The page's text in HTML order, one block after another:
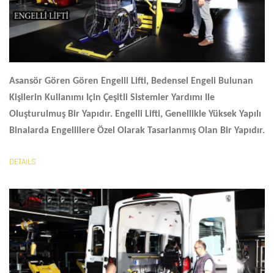
Asansör Gören Gören Engelli Lifti, Bedensel Engeli Bulunan
Kişilerin Kullanımı Için Çeşitli Sistemler Yardımı Ile
Oluşturulmuş Bir Yapıdır. Engelli Lifti, Genellikle Yüksek Yapılı
Binalarda Engellilere Özel Olarak Tasarlanmış Olan Bir Yapıdır.
DETAILS